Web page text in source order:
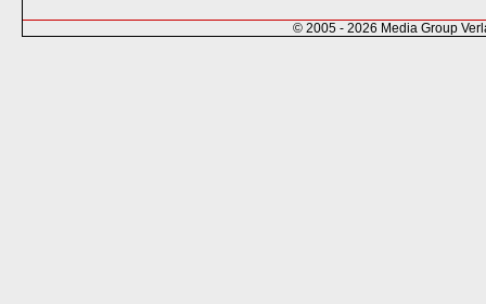
© 2005 - 2026 Media Group